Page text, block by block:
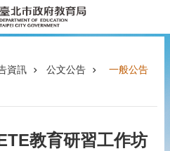
資訊 公文公告 一般公告
教育研習工作坊